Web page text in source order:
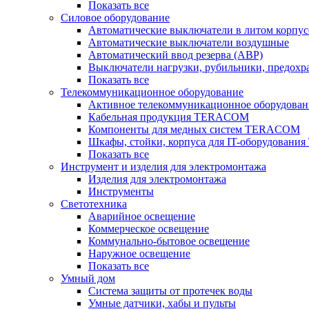
Показать все
Силовое оборудование
Автоматические выключатели в литом
Автоматические выключатели воздушные
Автоматический ввод резерва (АВР)
Выключатели нагрузки, рубильники,
Показать все
Телекоммуникационное оборудование
Активное телекоммуникационное
Кабельная продукция TERACOM
Компоненты для медных систем TERACOM
Шкафы, стойки, корпуса для IT-
Показать все
Инструмент и изделия для электромонтажа
Изделия для электромонтажа
Инструменты
Светотехника
Аварийное освещение
Коммерческое освещение
Коммунально-бытовое освещение
Наружное освещение
Показать все
Умный дом
Система защиты от протечек воды
Умные датчики, хабы и пульты